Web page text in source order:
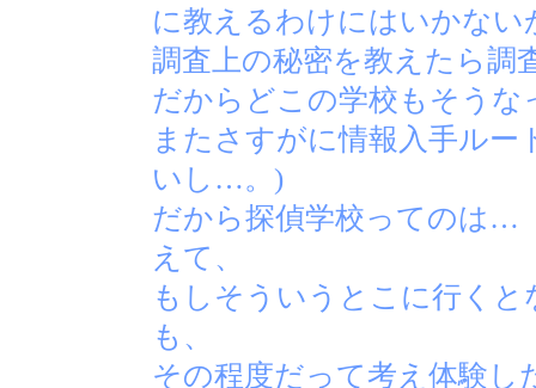
に教えるわけにはいかない
調査上の秘密を教えたら調
だからどこの学校もそう
またさすがに情報入手ル
いし…。)
だから探偵学校ってのは…
えて、
もしそういうとこに行く
も、
その程度だって考え体験し